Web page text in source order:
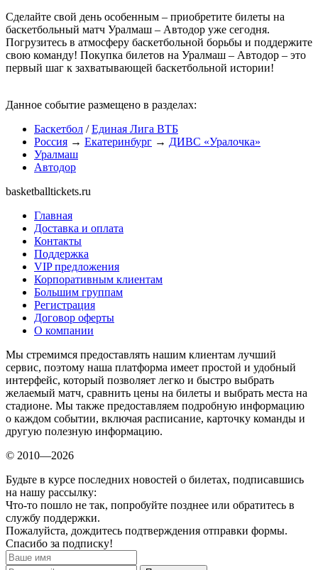
Сделайте свой день особенным – приобретите билеты на
баскетбольный матч Уралмаш – Автодор уже сегодня.
Погрузитесь в атмосферу баскетбольной борьбы и поддержите
свою команду! Покупка билетов на Уралмаш – Автодор – это
первый шаг к захватывающей баскетбольной истории!
Данное событие размещено в разделах:
Баскетбол /Единая Лига ВТБ
Россия → Екатеринбург → ДИВС «Уралочка»
Уралмаш
Автодор
basketballtickets.ru
Главная
Доставка и оплата
Контакты
Поддержка
VIP предложения
Корпоративным клиентам
Большим группам
Регистрация
Договор оферты
О компании
Мы стремимся предоставлять нашим клиентам лучший
сервис, поэтому наша платформа имеет простой и удобный
интерфейс, который позволяет легко и быстро выбрать
желаемый матч, сравнить цены на билеты и выбрать места на
стадионе. Мы также предоставляем подробную информацию
о каждом событии, включая расписание, карточку команды и
другую полезную информацию.
© 2010—2026
Будьте в курсе последних новостей о билетах, подписавшись
на нашу рассылку:
Что-то пошло не так, попробуйте позднее или обратитесь в
службу поддержки.
Пожалуйста, дождитесь подтверждения отправки формы.
Спасибо за подписку!